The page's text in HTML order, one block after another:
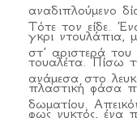
αναδιπλούμενο
γκρι ντουλάπια,
τουαλέτα. Πίσω
πλαστική φάσα
φως νυκτός, ένα
Τότε τον είδε.
στ’ αριστερά
ανάμεσα στο
δωματίου.